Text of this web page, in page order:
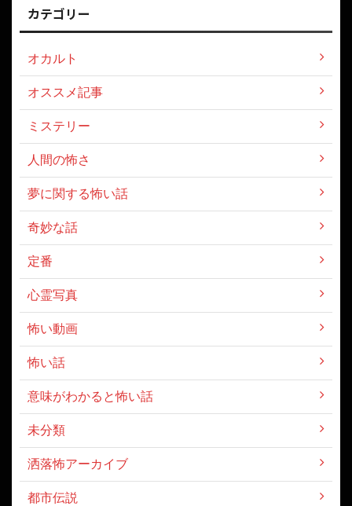
カテゴリー
オカルト
オススメ記事
ミステリー
人間の怖さ
夢に関する怖い話
奇妙な話
定番
心霊写真
怖い動画
怖い話
意味がわかると怖い話
未分類
洒落怖アーカイブ
都市伝説